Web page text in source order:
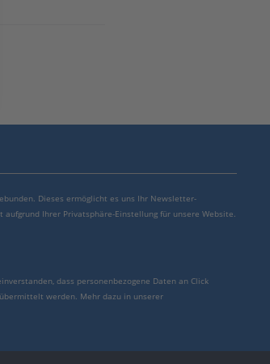
Dieses ermöglicht es uns Ihr Newsletter-
Ihrer Privatsphäre-Einstellung für unsere Website.
dass personenbezogene Daten an Click
werden. Mehr dazu in unserer